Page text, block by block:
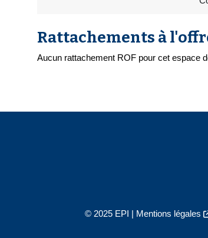
Rattachements à
Aucun rattachement ROF pour cet espace
© 2025 EPI | Mentions légales